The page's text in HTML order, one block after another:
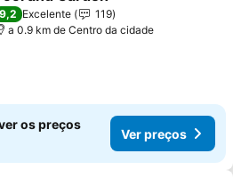
preços
9,2 Excelente
119
a 0.9 km de Centro da cidade
os preços
Ver preços